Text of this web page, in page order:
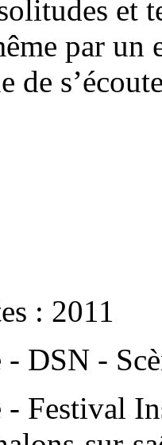
et
par un
de
: 2011
- DSN -
Festival